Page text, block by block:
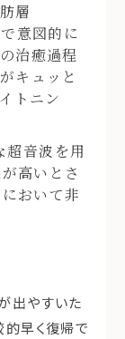
層
意図的に
治癒過程
キュッと
トニン
超音波を用
高いとさ
おいて非
出やすいた
的早く復帰で